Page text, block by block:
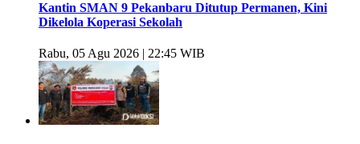
Kantin SMAN 9 Pekanbaru Ditutup Permanen, Kini
Dikelola Koperasi Sekolah
Rabu, 05 Agu 2026 | 22:45 WIB